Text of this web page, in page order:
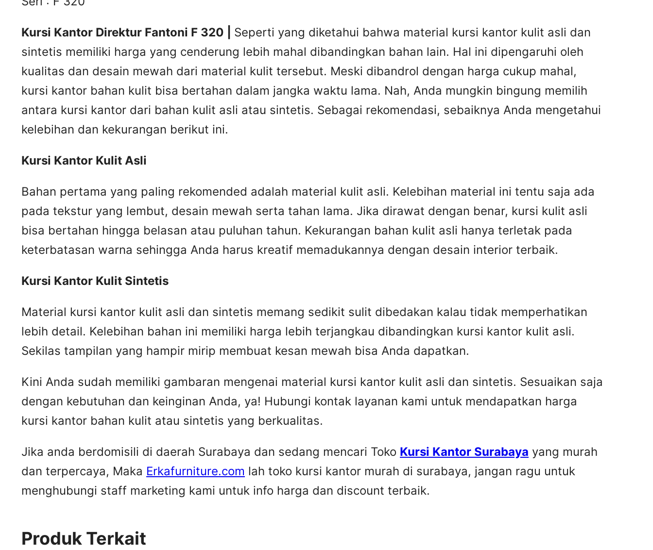
Kursi Kantor Direktur Fantoni F 320 | Seperti yang diketahui bahwa material kursi kantor kulit asli dan
sintetis memiliki harga yang cenderung lebih mahal dibandingkan bahan lain. Hal ini dipengaruhi oleh
kualitas dan desain mewah dari material kulit tersebut. Meski dibandrol dengan harga cukup mahal,
kursi kantor bahan kulit bisa bertahan dalam jangka waktu lama. Nah, Anda mungkin bingung memilih
antara kursi kantor dari bahan kulit asli atau sintetis. Sebagai rekomendasi, sebaiknya Anda mengetahui
kelebihan dan kekurangan berikut ini.
Kursi Kantor Kulit Asli
Bahan pertama yang paling rekomended adalah material kulit asli. Kelebihan material ini tentu saja ada
pada tekstur yang lembut, desain mewah serta tahan lama. Jika dirawat dengan benar, kursi kulit asli
bisa bertahan hingga belasan atau puluhan tahun. Kekurangan bahan kulit asli hanya terletak pada
keterbatasan warna sehingga Anda harus kreatif memadukannya dengan desain interior terbaik.
Kursi Kantor Kulit Sintetis
Material kursi kantor kulit asli dan sintetis memang sedikit sulit dibedakan kalau tidak memperhatikan
lebih detail. Kelebihan bahan ini memiliki harga lebih terjangkau dibandingkan kursi kantor kulit asli.
Sekilas tampilan yang hampir mirip membuat kesan mewah bisa Anda dapatkan.
Kini Anda sudah memiliki gambaran mengenai material kursi kantor kulit asli dan sintetis. Sesuaikan saja
dengan kebutuhan dan keinginan Anda, ya! Hubungi kontak layanan kami untuk mendapatkan harga
kursi kantor bahan kulit atau sintetis yang berkualitas.
Jika anda berdomisili di daerah Surabaya dan sedang mencari Toko Kursi Kantor Surabaya yang murah
dan terpercaya, Maka Erkafurniture.com lah toko kursi kantor murah di surabaya, jangan ragu untuk
menghubungi staff marketing kami untuk info harga dan discount terbaik.
Produk Terkait